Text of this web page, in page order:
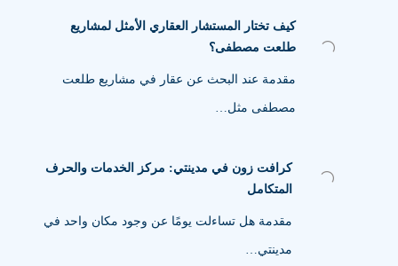
كيف تختار المستشار العقاري الأمثل لمشاريع
طلعت مصطفى؟
مقدمة عند البحث عن عقار في مشاريع طلعت
مصطفى مثل…
كرافت زون في مدينتي: مركز الخدمات والحرف
المتكامل
مقدمة هل تساءلت يومًا عن وجود مكان واحد في
مدينتي…